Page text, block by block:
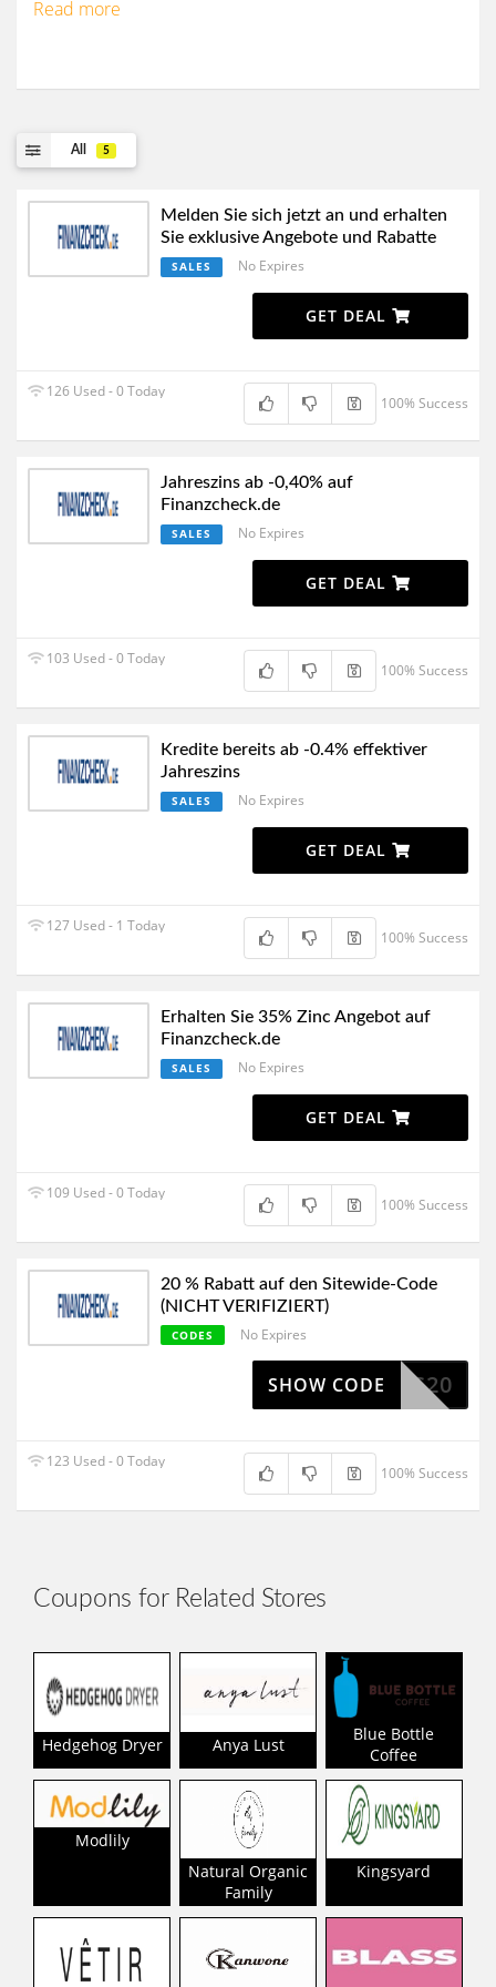
Read more
All 5
Melden Sie sich jetzt an und erhalten
Sie exklusive Angebote und Rabatte
SALES No Expires
GET DEAL
126 Used - 0 Today
100% Success
Jahreszins ab -0,40% auf
Finanzcheck.de
SALES No Expires
GET DEAL
103 Used - 0 Today
100% Success
Kredite bereits ab -0.4% effektiver
Jahreszins
SALES No Expires
GET DEAL
127 Used - 1 Today
100% Success
Erhalten Sie 35% Zinc Angebot auf
Finanzcheck.de
SALES No Expires
GET DEAL
109 Used - 0 Today
100% Success
20 % Rabatt auf den Sitewide-Code
(NICHT VERIFIZIERT)
CODES No Expires
DTS20
SHOW CODE
123 Used - 0 Today
100% Success
Coupons for Related Stores
Hedgehog Dryer Anya Lust
Blue Bottle
Coffee
Modlily
Natural Organic
Family
Kingsyard